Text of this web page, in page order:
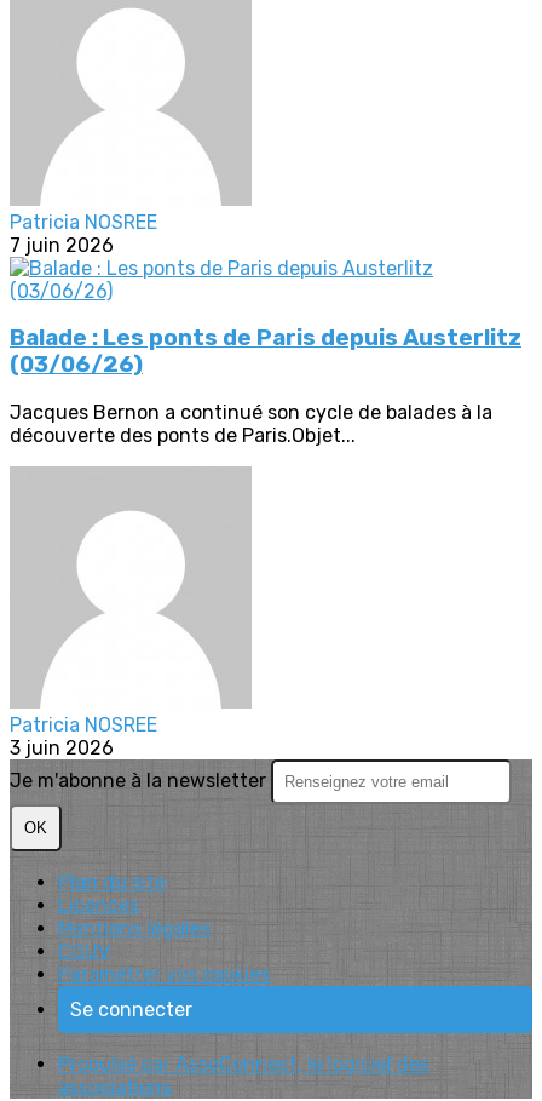
Patricia NOSREE
7 juin 2026
Balade : Les ponts de Paris depuis Austerlitz
(03/06/26)
Jacques Bernon a continué son cycle de balades à la
découverte des ponts de Paris.Objet...
Patricia NOSREE
3 juin 2026
Je m'abonne à la newsletter
OK
Plan du site
Licences
Mentions légales
CGUV
Paramétrer vos cookies
Se connecter
Propulsé par AssoConnect, le logiciel des
associations